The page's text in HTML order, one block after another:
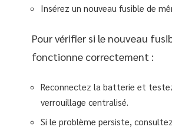
Insérez un nouveau fusible de
Pour vérifier si le nouveau
fonctionne correctement :
Reconnectez la batterie et
verrouillage centralisé.
Si le problème persiste,